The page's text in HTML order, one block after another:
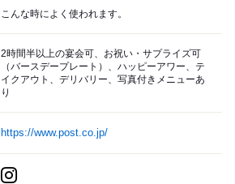
こんな時によく使われます。
2時間半以上の宴会可、お祝い・サプライズ可
（バースデープレート）、ハッピーアワー、テ
イクアウト、デリバリー、写真付きメニューあ
り
https://www.post.co.jp/